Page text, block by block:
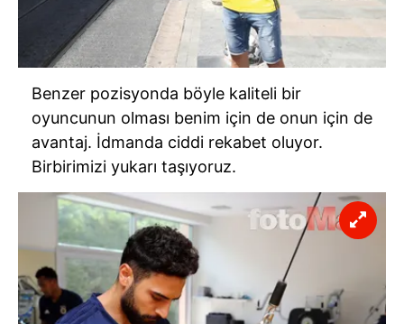
Benzer pozisyonda böyle kaliteli bir
oyuncunun olması benim için de onun için de
avantaj. İdmanda ciddi rekabet oluyor.
Birbirimizi yukarı taşıyoruz.